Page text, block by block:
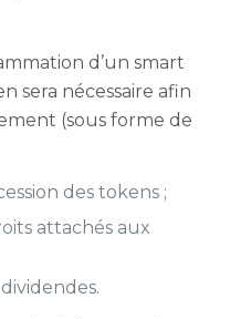
d’un smart
sera nécessaire afin
(sous forme de
des tokens ;
attachés aux